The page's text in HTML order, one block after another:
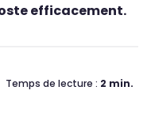
efficacement.
Temps de lecture : 2 min.